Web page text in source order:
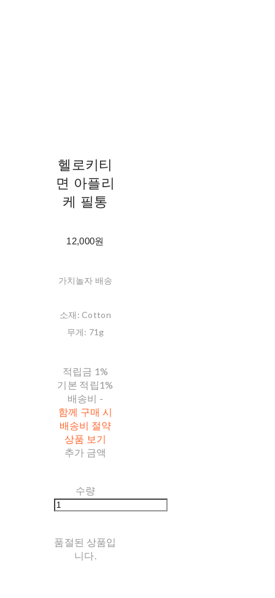
헬로키티
면 아플리
케 필통
12,000원
가치놀자 배송
소재: Cotton
무게: 71g
적립금 1%
기본 적립1%
배송비 -
함께 구매 시
배송비 절약
상품 보기
추가 금액
수량
품절된 상품입
니다.